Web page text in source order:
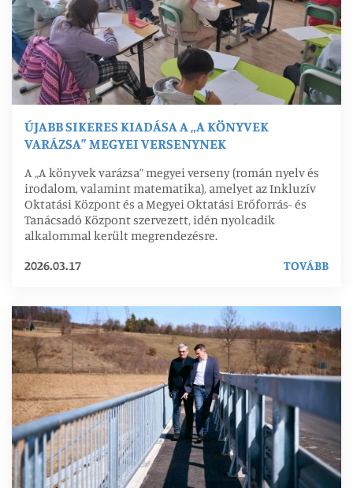
ÚJABB SIKERES KIADÁSA A „A KÖNYVEK
VARÁZSA” MEGYEI VERSENYNEK
A „A könyvek varázsa” megyei verseny (román nyelv és
irodalom, valamint matematika), amelyet az Inkluzív
Oktatási Központ és a Megyei Oktatási Erőforrás- és
Tanácsadó Központ szervezett, idén nyolcadik
alkalommal került megrendezésre.
2026.03.17
TOVÁBB